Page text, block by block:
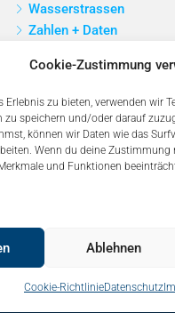
Cookie-Zustimmung
Erlebnis zu bieten, verwenden wir
zu speichern und/oder darauf
können wir Daten wie das
Wenn du deine
und Funktionen
Ablehnen
Cookie-RichtlinieDatenschutz
Wasserstrassen
Zahlen + Daten
Über uns – About Impressum